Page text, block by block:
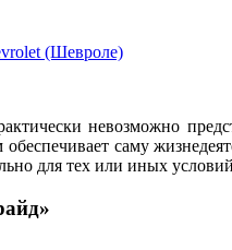
(Шевроле)
невозможно
саму
для тех или иных